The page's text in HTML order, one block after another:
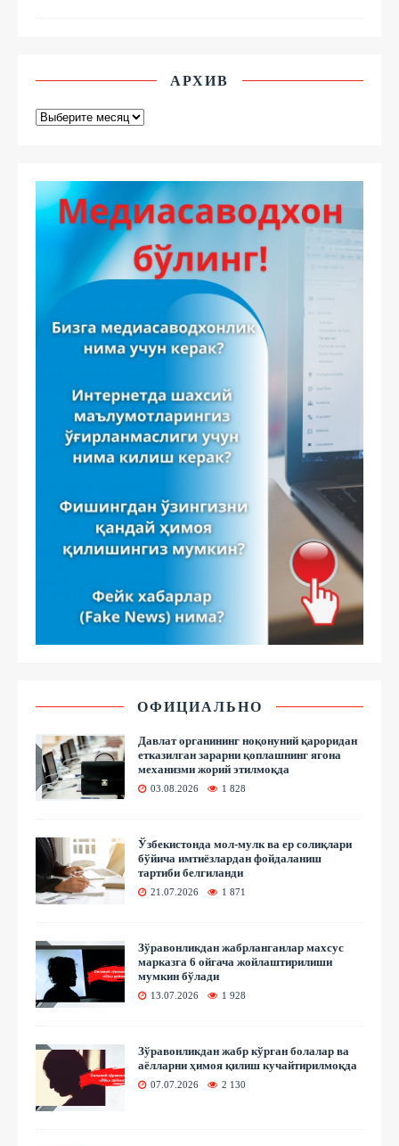
АРХИВ
ОФИЦИАЛЬНО
Давлат органининг ноқонуний қароридан
етказилган зарарни қоплашнинг ягона
механизми жорий этилмоқда
03.08.2026 1 828
Ўзбекистонда мол-мулк ва ер солиқлари
бўйича имтиёзлардан фойдаланиш
тартиби белгиланди
21.07.2026 1 871
Зўравонликдан жабрланганлар махсус
марказга 6 ойгача жойлаштирилиши
мумкин бўлади
13.07.2026 1 928
Зўравонликдан жабр кўрган болалар ва
аёлларни ҳимоя қилиш кучайтирилмоқда
07.07.2026 2 130